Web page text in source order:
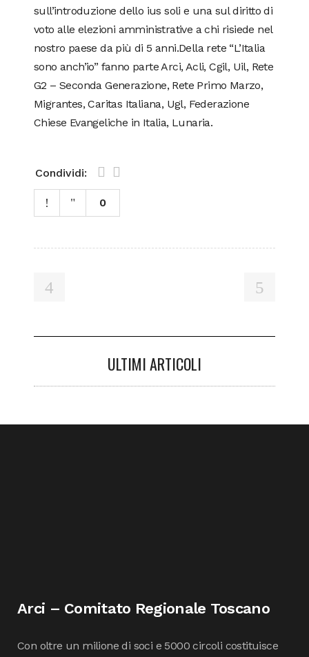
sull’introduzione dello ius soli e una sul diritto di
voto alle elezioni amministrative a chi risiede nel
nostro paese da più di 5 anni.Della rete “L’Italia
sono anch’io” fanno parte Arci, Acli, Cgil, Uil, Rete
G2 – Seconda Generazione, Rete Primo Marzo,
Migrantes, Caritas Italiana, Ugl, Federazione
Chiese Evangeliche in Italia, Lunaria.
Condividi:
0
ULTIMI ARTICOLI
Arci – Comitato Regionale Toscano
Con oltre un milione di soci e 5000 circoli costituisce